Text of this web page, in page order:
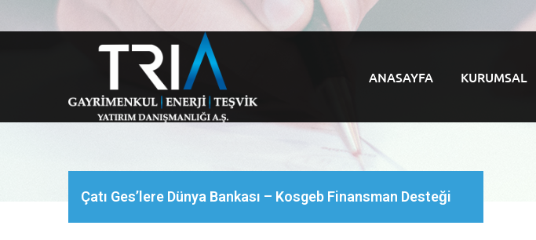
ANASAYFA KURUMSAL
Çatı Ges’lere Dünya Bankası – Kosgeb Finansman Desteği